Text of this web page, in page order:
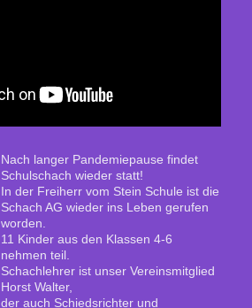
Nach langer Pandemiepause findet
Schulschach wieder statt!
In der Freiherr vom Stein Schule ist die
Schach AG wieder ins Leben gerufen
worden.
11 Kinder aus den Klassen 4-6
nehmen teil.
Schachlehrer ist unser Vereinsmitglied
Horst Walter,
der auch Schiedsrichter und